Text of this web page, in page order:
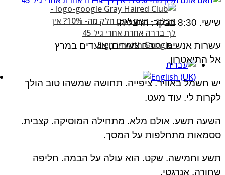
Sign in with Google
בבקר. הרצליה.
אנשים, רובם צעירים, צועדים במרץ
התיאטרון.
חשמל באוויר. ציפייה. תחושה שמשהו טוב הולך
לי. עוד מעט.
תשע. אולם מלא. מתחילה המוסיקה. קצבית.
מתחלפות על המסך.
וחמישה. שקט. הוא עולה על הבמה. חליפה
אנרגטי.